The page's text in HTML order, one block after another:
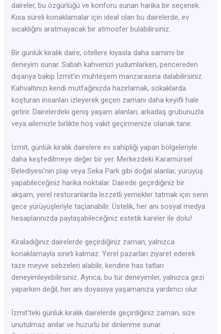
daireler, bu özgürlüğü ve konforu sunan harika bir seçenek.
Kısa süreli konaklamalar için ideal olan bu dairelerde, ev
sıcaklığını aratmayacak bir atmosfer bulabilirsiniz.
Bir günlük kiralık daire, otellere kıyasla daha samimi bir
deneyim sunar. Sabah kahvenizi yudumlarken, pencereden
dışarıya bakıp İzmit'in muhteşem manzarasına dalabilirsiniz.
Kahvaltınızı kendi mutfağınızda hazırlamak, sokaklarda
koşturan insanları izleyerek geçen zamanı daha keyifli hale
getirir. Dairelerdeki geniş yaşam alanları, arkadaş grubunuzla
veya ailemizle birlikte hoş vakit geçirmenize olanak tanır.
İzmit, günlük kiralık dairelere ev sahipliği yapan bölgeleriyle
daha keşfedilmeye değer bir yer. Merkezdeki Karamürsel
Belediyesi'nin plajı veya Seka Park gibi doğal alanlar, yürüyüş
yapabileceğiniz harika noktalar. Dairede geçirdiğiniz bir
akşam, yerel restoranlarda lezzetli yemekler tatmak için serin
gece yürüyüşleriyle taçlanabilir. Üstelik, her anı sosyal medya
hesaplarınızda paylaşabileceğiniz estetik kareler ile dolu!
Kiraladığınız dairelerde geçirdiğiniz zaman, yalnızca
konaklamayla sınırlı kalmaz. Yerel pazarları ziyaret ederek
taze meyve sebzeleri alabilir, kendine has tatları
deneyimleyebilirsiniz. Ayrıca, bu tür deneyimler, yalnızca gezi
yaparken değil, her anı doyasıya yaşamanıza yardımcı olur.
İzmit'teki günlük kiralık dairelerde geçirdiğiniz zaman, size
unutulmaz anılar ve huzurlu bir dinlenme sunar.